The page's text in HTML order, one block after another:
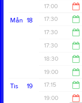
13:00
17:00
17:00
19:00
18
Mån 17:30
19:00
17:30
19:00
17:30
19:00
18:30
20:00
19:00
20:30
19
Tis 17:15
19:00